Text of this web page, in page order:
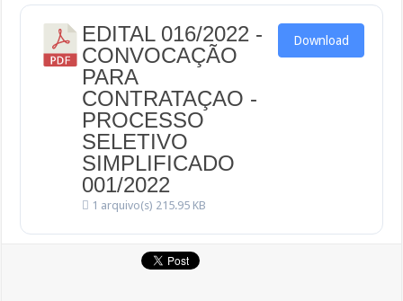
EDITAL 016/2022 -
CONVOCAÇÃO
PARA
CONTRATAÇAO -
PROCESSO
SELETIVO
SIMPLIFICADO
001/2022
1 arquivo(s) 215.95 KB
Download